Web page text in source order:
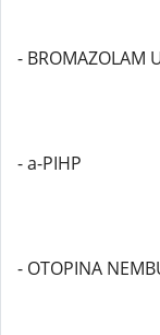
- BROMAZOLAM
- a-PIHP
- OTOPINA